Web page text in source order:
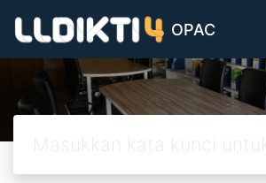
OPAC